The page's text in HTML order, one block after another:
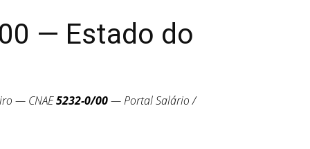
— Estado do
— CNAE5232-0/00— Portal Salário /